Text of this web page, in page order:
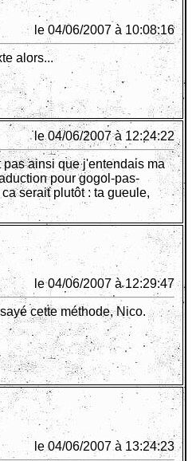
le 04/06/2007 à 10:08:16
alors...
le 04/06/2007 à 12:24:22
pas ainsi que j'entendais ma
pour gogol-pas-
serait plutôt : ta gueule,
le 04/06/2007 à 12:29:47
cette méthode, Nico.
le 04/06/2007 à 13:24:23